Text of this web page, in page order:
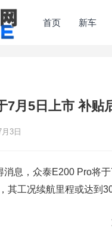
首页 新车
7月5日上市 补贴
3日
消息，众泰E200 Pro将
其工况续航里程或达到